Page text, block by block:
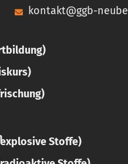
kontakt@ggb-
Stoffe)